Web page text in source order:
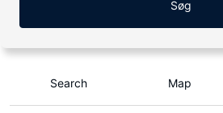
Søg
Search Map